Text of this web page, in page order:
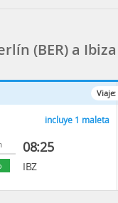
(BER) a Ibiza
Viaje:
incluye 1 maleta
08:25
IBZ